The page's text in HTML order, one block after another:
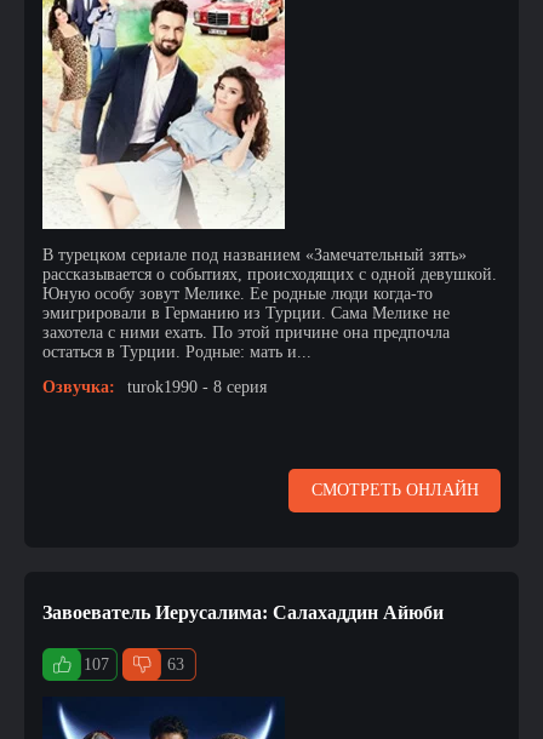
В турецком сериале под названием «Замечательный зять»
рассказывается о событиях, происходящих с одной девушкой.
Юную особу зовут Мелике. Ее родные люди когда-то
эмигрировали в Германию из Турции. Сама Мелике не
захотела с ними ехать. По этой причине она предпочла
остаться в Турции. Родные: мать и...
Озвучка:
turok1990 - 8 серия
СМОТРЕТЬ ОНЛАЙН
Завоеватель Иерусалима: Салахаддин Айюби
107 63